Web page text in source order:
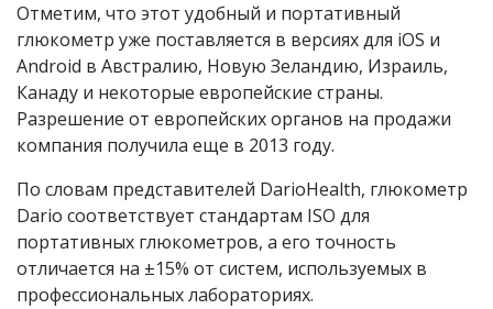
Отметим, что этот удобный и портативный
глюкометр уже поставляется в версиях для iOS и
Android в Австралию, Новую Зеландию, Израиль,
Канаду и некоторые европейские страны.
Разрешение от европейских органов на продажи
компания получила еще в 2013 году.
По словам представителей DarioHealth, глюкометр
Dario соответствует стандартам ISO для
портативных глюкометров, а его точность
отличается на ±15% от систем, используемых в
профессиональных лабораториях.